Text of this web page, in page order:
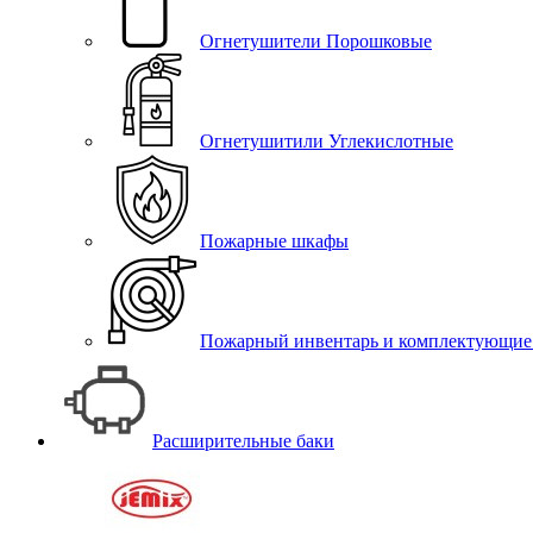
Огнетушители Порошковые
Огнетушитили Углекислотные
Пожарные шкафы
Пожарный инвентарь и
Расширительные баки